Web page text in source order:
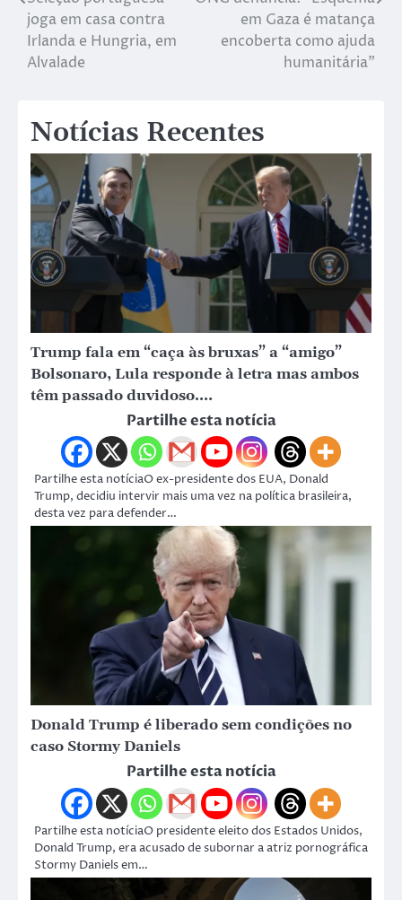
joga em casa contra
Irlanda e Hungria, em
Alvalade
em Gaza é matança
encoberta como ajuda
humanitária”
Notícias Recentes
Trump fala em “caça às bruxas” a “amigo”
Bolsonaro, Lula responde à letra mas ambos
têm passado duvidoso….
Partilhe esta notícia
Partilhe esta notíciaO ex-presidente dos EUA, Donald
Trump, decidiu intervir mais uma vez na política brasileira,
desta vez para defender…
Donald Trump é liberado sem condições no
caso Stormy Daniels
Partilhe esta notícia
Partilhe esta notíciaO presidente eleito dos Estados Unidos,
Donald Trump, era acusado de subornar a atriz pornográfica
Stormy Daniels em…